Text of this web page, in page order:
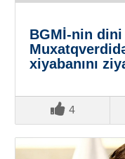
BGMİ-nin
xiyabanını
4